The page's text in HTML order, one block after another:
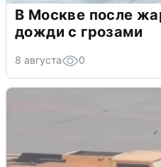
В Москве после
дожди с грозами
8 августа 0